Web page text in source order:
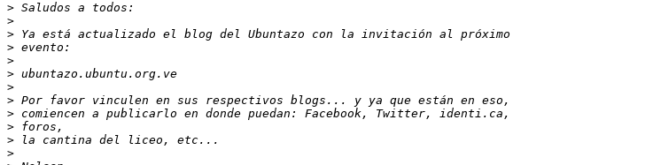
>
>
>
>
>
>
>
>
>
>
>
>